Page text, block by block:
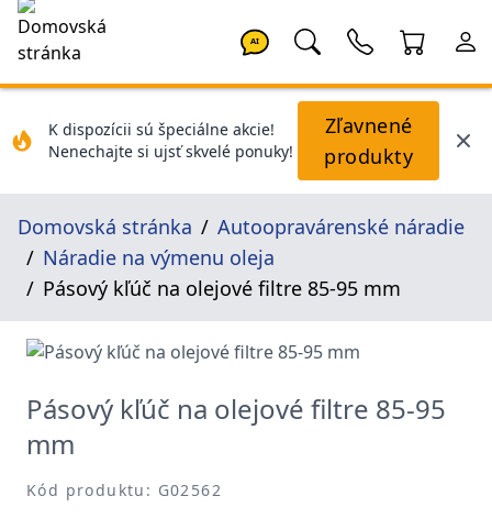
AI
K dispozícii sú špeciálne akcie!
Nenechajte si ujsť skvelé ponuky!
Zľavnené
produkty
Domovská stránka
Autoopravárenské náradie
Náradie na výmenu oleja
Pásový kľúč na olejové filtre 85-95 mm
Pásový kľúč na olejové filtre 85-95
mm
Kód produktu: G02562